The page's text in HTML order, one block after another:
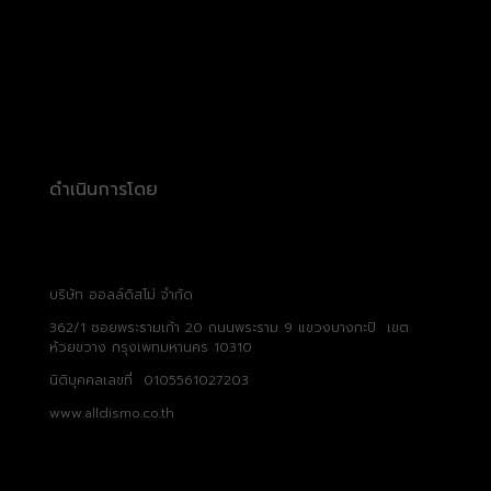
ดำเนินการโดย
บริษัท ออลล์ดิสโม่ จำกัด
362/1 ซอยพระรามเก้า 20 ถนนพระราม 9 แขวงบางกะปิ เขต
ห้วยขวาง กรุงเพทมหานคร 10310
นิติบุคคลเลขที่ 0105561027203
www.alldismo.co.th